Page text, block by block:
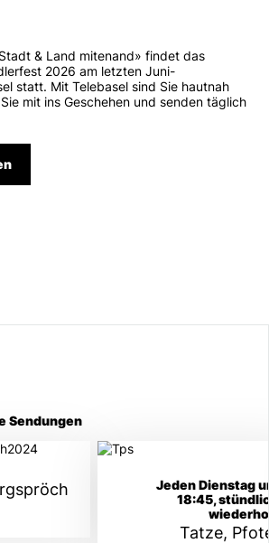
& Land mitenand» findet das
2026 am letzten Juni-
statt. Mit Telebasel sind Sie hautnah
mit ins Geschehen und senden täglich
Sendungen
Tatze,
Jeden Dienstag
18:45,